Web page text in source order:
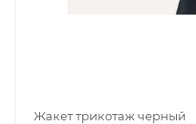
Жакет трикотаж черный